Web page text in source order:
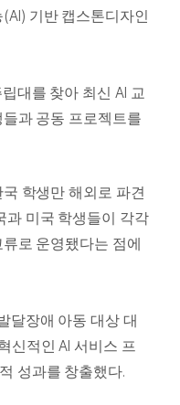
(AI) 기반 캡스톤디자인
대를 찾아 최신 AI 교
과 공동 프로젝트를
학생만 해외로 파견
과 미국 학생들이 각각
로 운영됐다는 점에
달장애 아동 대상 대
신적인AI 서비스 프
성과를 창출했다.